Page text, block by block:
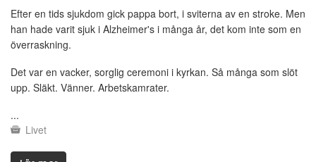
Efter en tids sjukdom gick pappa bort, i sviterna av en stroke. Men
han hade varit sjuk i Alzheimer's i många år, det kom inte som en
överraskning.
Det var en vacker, sorglig ceremoni i kyrkan. Så många som slöt
upp. Släkt. Vänner. Arbetskamrater.
...
Livet